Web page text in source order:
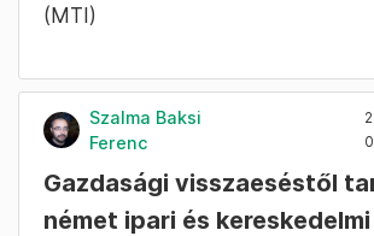
(MTI)
Szalma Baksi
Ferenc
Gazdasági visszaeséstől
német ipari és